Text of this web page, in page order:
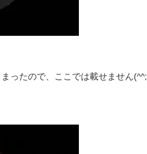
ったので、ここでは載せません(^^;